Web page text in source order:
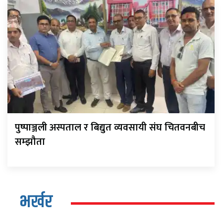
पुष्पाञ्जली अस्पताल र बिद्युत व्यवसायी संघ चितवनबीच
सम्झौता
भर्खर